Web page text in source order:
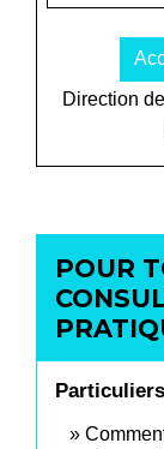
Direction
POUR
Particuliers